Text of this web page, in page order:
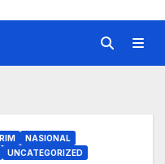
NASIONAL
UNCATEGORIZED